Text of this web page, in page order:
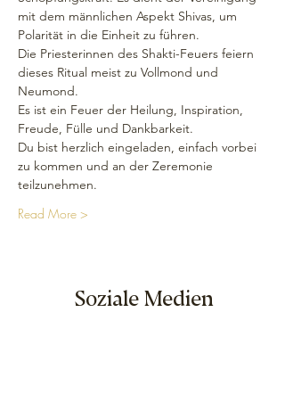
mit dem männlichen Aspekt Shivas, um
Polarität in die Einheit zu führen.
Die Priesterinnen des Shakti-Feuers feiern
dieses Ritual meist zu Vollmond und
Neumond.
Es ist ein Feuer der Heilung, Inspiration,
Freude, Fülle und Dankbarkeit.
Du bist herzlich eingeladen, einfach vorbei
zu kommen und an der Zeremonie
teilzunehmen.
Read More >
Soziale Medien